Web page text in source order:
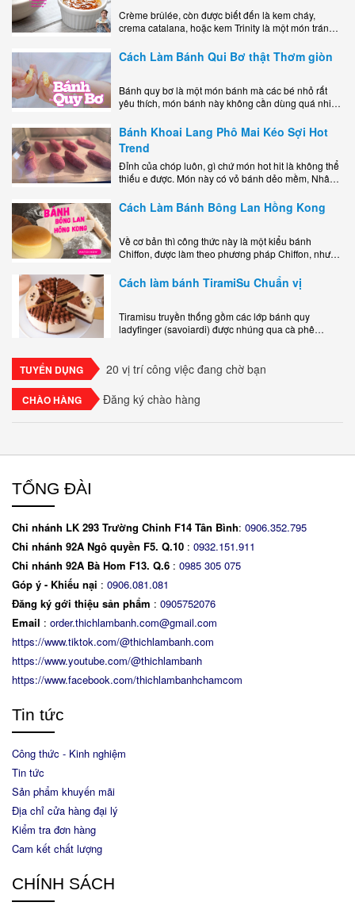
Crème brûlée, còn được biết đến là kem cháy,
crema catalana, hoặc kem Trinity là một món tráng
lớp..
Cách Làm Bánh Qui Bơ thật Thơm giòn
Bánh quy bơ là một món bánh mà các bé nhỏ rất
yêu thích, món bánh này không cần dùng quá nhiều
Bánh Khoai Lang Phô Mai Kéo Sợi Hot
Trend
Đỉnh của chóp luôn, gì chứ món hot hit là không thể
thiếu e được. Món này có vỏ bánh dẻo mềm, Nhân
Cách Làm Bánh Bông Lan Hồng Kong
Về cơ bản thì công thức này là một kiểu bánh
Chiffon, được làm theo phương pháp Chiffon, nhưng
ngon, làm..
Cách làm bánh TiramiSu Chuẩn vị
Tiramisu truyền thống gồm các lớp bánh quy
ladyfinger (savoiardi) được nhúng qua cà phê
TUYỂN DỤNG 20 vị trí công việc đang chờ bạn
CHÀO HÀNG Đăng ký chào hàng
TỔNG ĐÀI
Chi nhánh LK 293 Trường Chinh F14 Tân Bình: 0906.352.795
Chi nhánh 92A Ngô quyền F5. Q.10 : 0932.151.911
Chi nhánh 92A Bà Hom F13. Q.6 : 0985 305 075
Góp ý - Khiếu nại : 0906.081.081
Đăng ký gới thiệu sản phẩm : 0905752076
Email : order.thichlambanh.com@gmail.com
https://www.tiktok.com/@thichlambanh.com
https://www.youtube.com/@thichlambanh
https://www.facebook.com/thichlambanhchamcom
Tin tức
Công thức - Kinh nghiệm
Tin tức
Sản phẩm khuyến mãi
Địa chỉ cửa hàng đại lý
Kiểm tra đơn hàng
Cam kết chất lượng
CHÍNH SÁCH